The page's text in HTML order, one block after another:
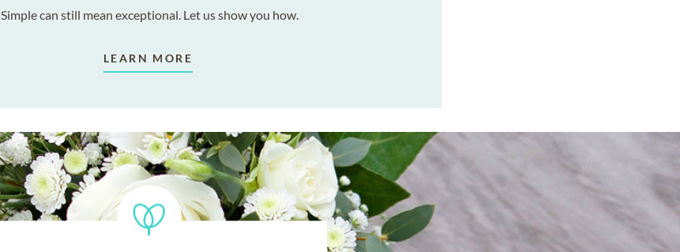
Simple can still mean exceptional. Let us show you how.
LEARN MORE